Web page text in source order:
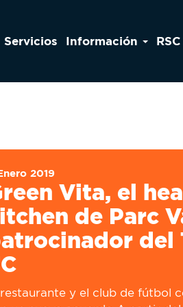
Servicios Información RSC
2019
Vita, el
de Parc
del
y el club de fútbol